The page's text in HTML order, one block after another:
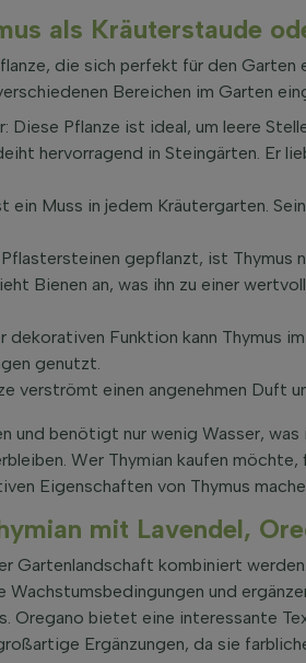
als Kräuterstaude
die sich perfekt für den
Bereichen im Garten
Diese Pflanze ist ideal, um leere
hervorragend in Steingärten. Er
ein Muss in jedem Kräutergarten.
gepflanzt, ist Thymus
Bienen an, was ihn zu einer
dekorativen Funktion kann Thymus
genutzt.
verströmt einen angenehmen Duft
und benötigt nur wenig Wasser,
Wer Thymian kaufen
Eigenschaften von Thymus
mit Lavendel,
Gartenlandschaft kombiniert
Wachstumsbedingungen und
Oregano bietet eine interessante
Ergänzungen, da sie